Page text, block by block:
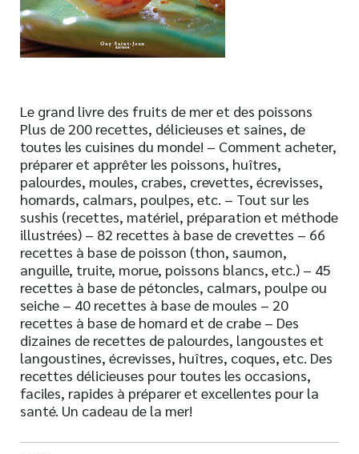
AUTEURS
Le grand livre des fruits de mer et des poissons
Plus de 200 recettes, délicieuses et saines, de
toutes les cuisines du monde! – Comment acheter,
préparer et apprêter les poissons, huîtres,
palourdes, moules, crabes, crevettes, écrevisses,
homards, calmars, poulpes, etc. – Tout sur les
sushis (recettes, matériel, préparation et méthode
illustrées) – 82 recettes à base de crevettes – 66
recettes à base de poisson (thon, saumon,
anguille, truite, morue, poissons blancs, etc.) – 45
recettes à base de pétoncles, calmars, poulpe ou
seiche – 40 recettes à base de moules – 20
recettes à base de homard et de crabe – Des
dizaines de recettes de palourdes, langoustes et
langoustines, écrevisses, huîtres, coques, etc. Des
recettes délicieuses pour toutes les occasions,
faciles, rapides à préparer et excellentes pour la
santé. Un cadeau de la mer!